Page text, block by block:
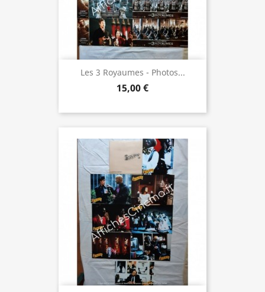
Les 3 Royaumes - Photos...
15,00 €